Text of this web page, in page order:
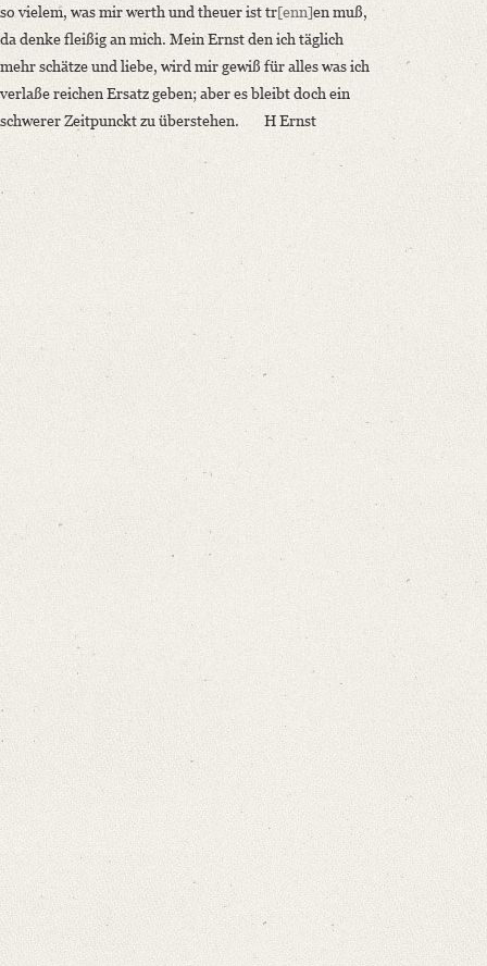
so vielem, was mir werth und theuer ist tr[enn]en muß,
da denke fleißig an mich. Mein Ernst den ich täglich
mehr schätze und liebe, wird mir gewiß für alles was ich
verlaße reichen Ersatz geben; aber es bleibt doch ein
schwerer Zeitpunckt zu überstehen.
HErnst